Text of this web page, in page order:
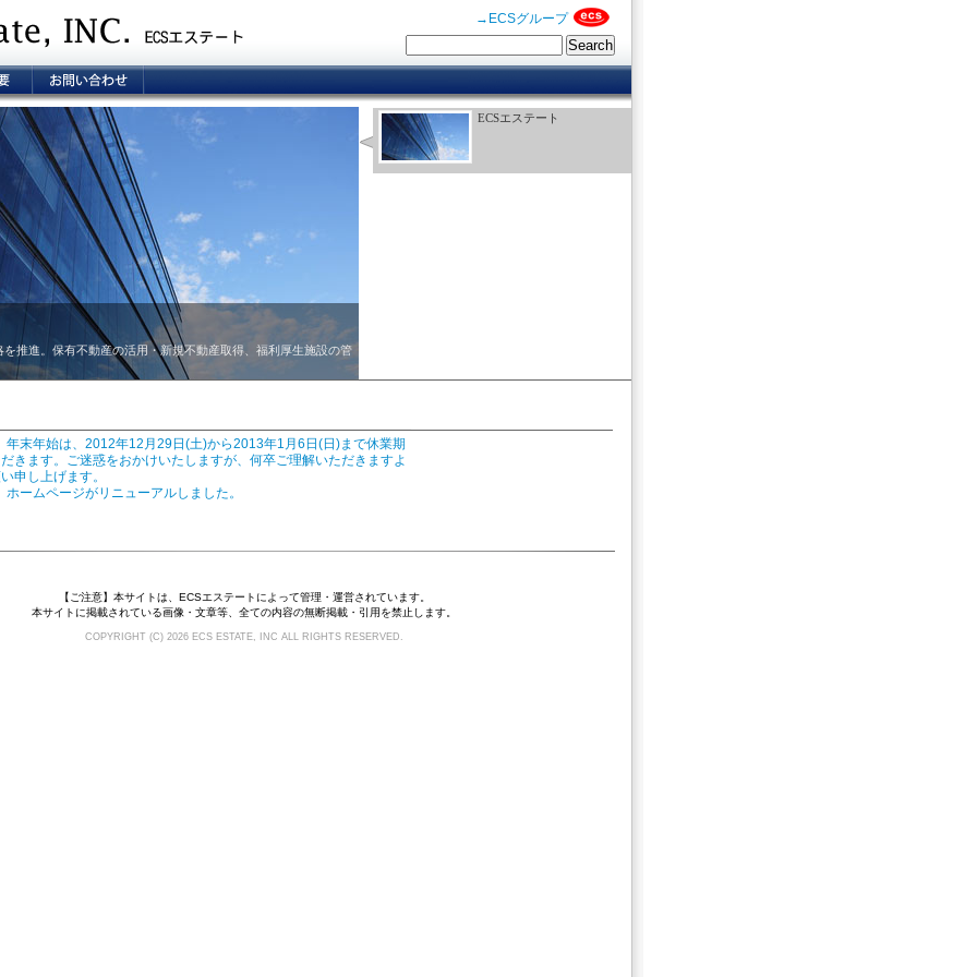
→ECSグループ
ECSエステート
を推進。保有不動産の活用・新規不動産取得、福利厚生施設の管
年始は、2012年12月29日(土)から2013年1月6日(日)まで休業期
きます。ご迷惑をおかけいたしますが、何卒ご理解いただきますよ
申し上げます。
ムページがリニューアルしました。
【ご注意】本サイトは、ECSエステートによって管理・運営されています。
本サイトに掲載されている画像・文章等、全ての内容の無断掲載・引用を禁止します。
COPYRIGHT (C) 2026 ECS ESTATE, INC ALL RIGHTS RESERVED.